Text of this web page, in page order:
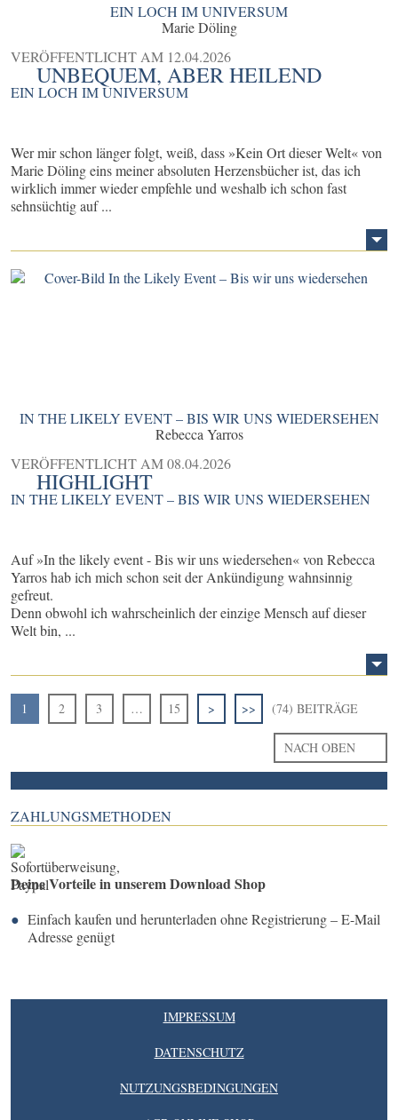
EIN LOCH IM UNIVERSUM
Marie Döling
VERÖFFENTLICHT AM 12.04.2026
UNBEQUEM, ABER HEILEND
EIN LOCH IM UNIVERSUM
Wer mir schon länger folgt, weiß, dass »Kein Ort dieser Welt« von
Marie Döling eins meiner absoluten Herzensbücher ist, das ich
wirklich immer wieder empfehle und weshalb ich schon fast
sehnsüchtig auf ...
IN THE LIKELY EVENT – BIS WIR UNS WIEDERSEHEN
Rebecca Yarros
VERÖFFENTLICHT AM08.04.2026
HIGHLIGHT
IN THE LIKELY EVENT – BIS WIR UNS WIEDERSEHEN
Auf »In the likely event - Bis wir uns wiedersehen« von Rebecca
Yarros hab ich mich schon seit der Ankündigung wahnsinnig
gefreut.
Denn obwohl ich wahrscheinlich der einzige Mensch auf dieser
Welt bin, ...
1 2 3 … 15 > >> (74) BEITRÄGE
NACH OBEN
ZAHLUNGSMETHODEN
Deine Vorteile in unserem Download Shop
Einfach kaufen und herunterladen ohne Registrierung – E-Mail
Adresse genügt
IMPRESSUM
DATENSCHUTZ
NUTZUNGSBEDINGUNGEN